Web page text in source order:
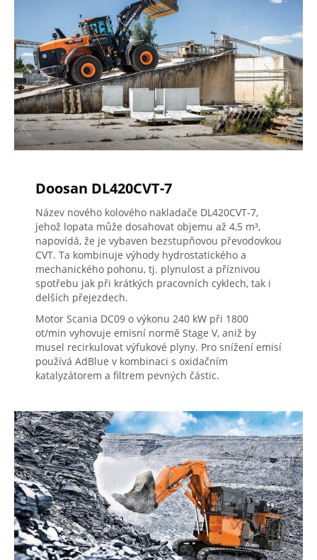
Doosan DL420CVT-7
Název nového kolového nakladače DL420CVT-7,
jehož lopata může dosahovat objemu až 4,5 m³,
napovídá, že je vybaven bezstupňovou převodovkou
CVT. Ta kombinuje výhody hydrostatického a
mechanického pohonu, tj. plynulost a příznivou
spotřebu jak při krátkých pracovních cyklech, tak i
delších přejezdech.
Motor Scania DC09 o výkonu 240 kW při 1800
ot/min vyhovuje emisní normě Stage V, aniž by
musel recirkulovat výfukové plyny. Pro snížení emisí
používá AdBlue v kombinaci s oxidačním
katalyzátorem a filtrem pevných částic.